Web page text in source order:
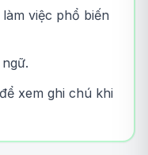
việc phổ biến
xem ghi chú khi